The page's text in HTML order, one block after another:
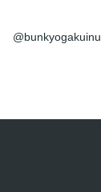
@bunkyogakuinu